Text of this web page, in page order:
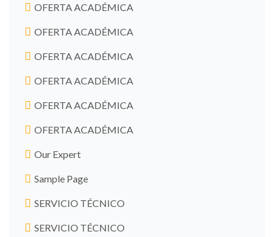
OFERTA ACADÉMICA
OFERTA ACADÉMICA
OFERTA ACADÉMICA
OFERTA ACADÉMICA
OFERTA ACADÉMICA
OFERTA ACADÉMICA
Our Expert
Sample Page
SERVICIO TÉCNICO
SERVICIO TÉCNICO